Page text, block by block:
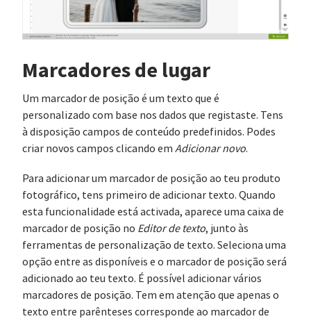
Marcadores de lugar
Um marcador de posição é um texto que é
personalizado com base nos dados que registaste. Tens
à disposição campos de conteúdo predefinidos. Podes
criar novos campos clicando em Adicionar novo.
Para adicionar um marcador de posição ao teu produto
fotográfico, tens primeiro de adicionar texto. Quando
esta funcionalidade está activada, aparece uma caixa de
marcador de posição no Editor de texto, junto às
ferramentas de personalização de texto. Seleciona uma
opção entre as disponíveis e o marcador de posição será
adicionado ao teu texto. É possível adicionar vários
marcadores de posição. Tem em atenção que apenas o
texto entre parênteses corresponde ao marcador de